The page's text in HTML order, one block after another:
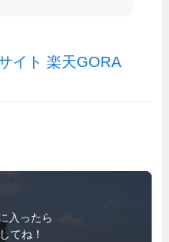
イト 楽天GORA
入ったら
てね！